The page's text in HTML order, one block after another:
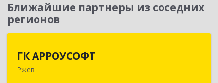
Ближайшие партнеры из соседних
регионов
ГК АРРОУСОФТ
Ржев172381, Тверская обл, м.о. Ржевский, Ржев г,